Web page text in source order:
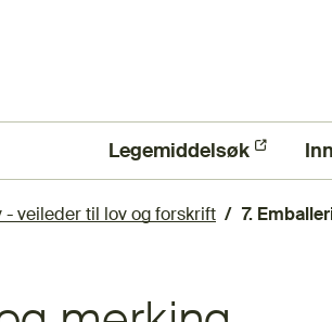
Legemiddelsøk
(Ekstern lenke)
- veileder til lov og forskrift 7.